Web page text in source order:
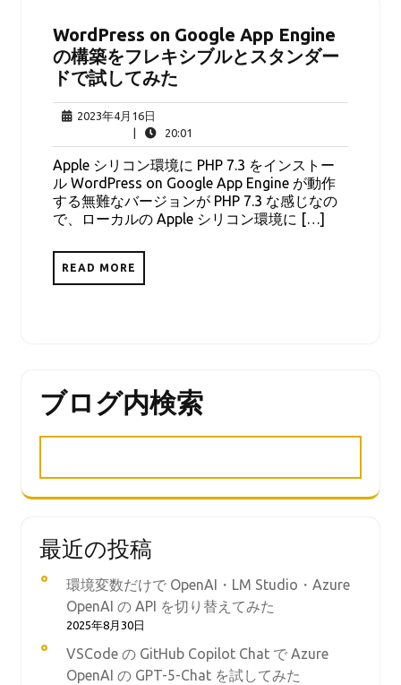
WordPress on Google App Engine
の構築をフレキシブルとスタンダー
ドで試してみた
2023年4月16日
年
4
月
16
日
20:01
Apple シリコン環境に PHP 7.3 をインストー
ル WordPress on Google App Engine が動作
する無難なバージョンが PHP 7.3 な感じなの
で、ローカルの Apple シリコン環境に […]
READ MORE
ブログ内検索
最近の投稿
環境変数だけで OpenAI・LM Studio・Azure
OpenAI の API を切り替えてみた
2025年8月30日
VSCode の GitHub Copilot Chat で Azure
OpenAI の GPT-5-Chat を試してみた